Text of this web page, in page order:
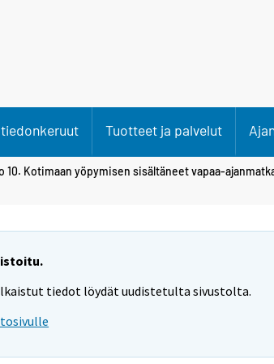
Tuotteet ja palvelut
10. Kotimaan yöpymisen sisältäneet vapaa-
tiedot löydät uudistetulta sivustolta.